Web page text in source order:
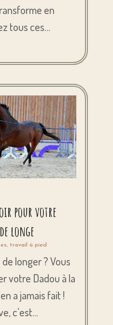
en
tous ces...
pour votre
longe
, travail à pied
longer ? Vous
votre Dadou à la
a jamais fait !
c’est...